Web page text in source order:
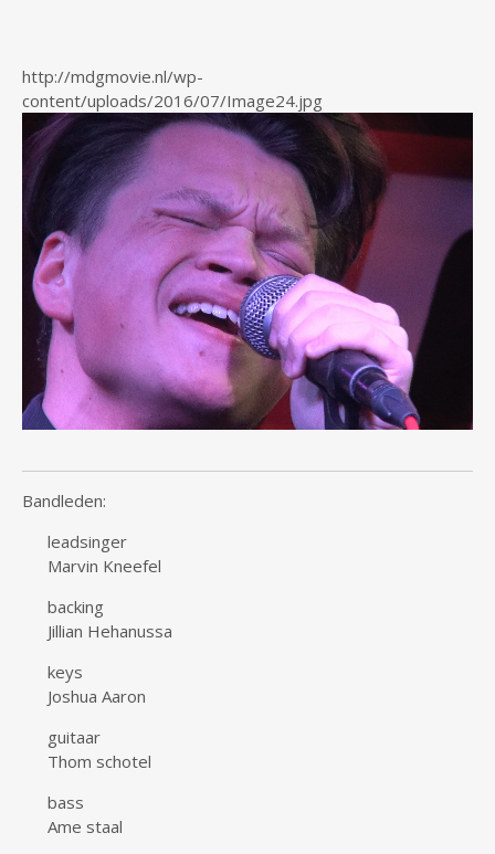
http://mdgmovie.nl/wp-
content/uploads/2016/07/Image24.jpg
Bandleden:
leadsinger
Marvin Kneefel
backing
Jillian Hehanussa
keys
Joshua Aaron
guitaar
Thom schotel
bass
Ame staal